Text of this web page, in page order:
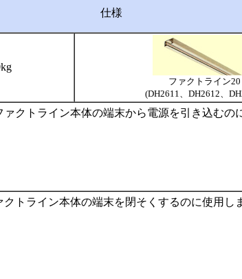
仕様
ファクトライン20
(DH2611、DH2612、
ァクトライン本体の端末から電源を引き込むの
クトライン本体の端末を閉そくするのに使用し